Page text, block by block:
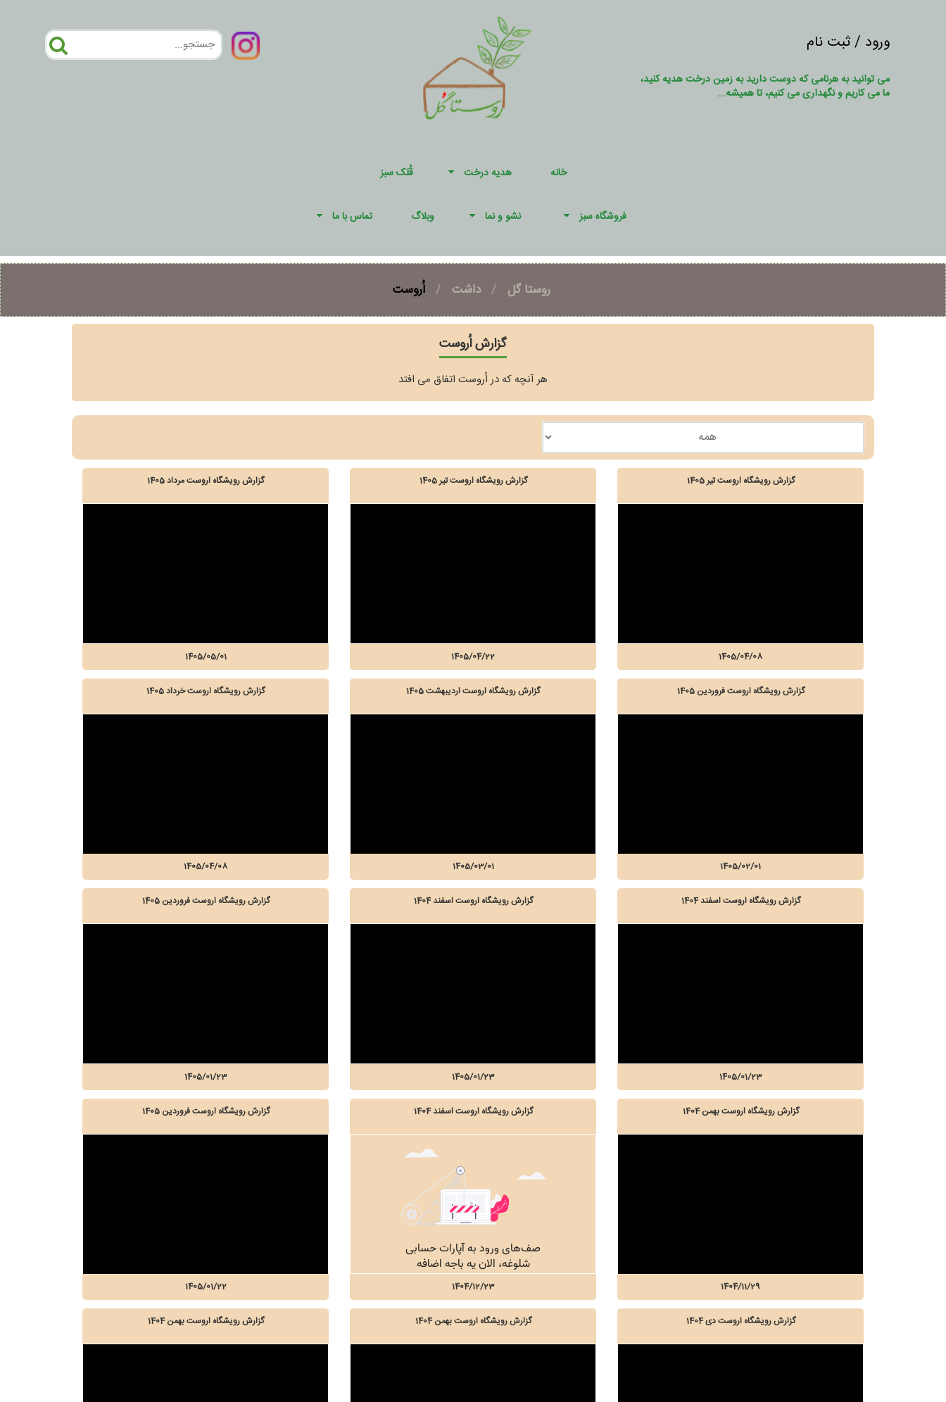
ورود / ثبت نام
می توانید به هرنامی که دوست دارید به زمین درخت هدیه کنید،
ما می کاریم و نگهداری می کنیم، تا همیشه...
خانه هدیه درخت قُلک سبز
فروشگاه سبز نشو و نما وبلاگ تماس با ما
روستا گل / داشت / اُروست
گزارش اُروست
هر آنچه که در اُروست اتفاق می افتد
گزارش رویشگاه اروست مرداد 1405
1405/05/01
گزارش رویشگاه اروست تیر 1405
1405/04/22
گزارش رویشگاه اروست تیر 1405
1405/04/08
گزارش رویشگاه اروست خرداد 1405
1405/04/08
گزارش رویشگاه اروست اردیبهشت 1405
1405/03/01
گزارش رویشگاه اروست فروردین 1405
1405/02/01
گزارش رویشگاه اروست فروردین 1405
1405/01/23
گزارش رویشگاه اروست اسفند 1404
1405/01/23
گزارش رویشگاه اروست اسفند 1404
1405/01/23
گزارش رویشگاه اروست فروردین 1405
1405/01/22
گزارش رویشگاه اروست اسفند 1404
1404/12/23
گزارش رویشگاه اروست بهمن 1404
1404/11/29
گزارش رویشگاه اروست بهمن 1404 گزارش رویشگاه اروست بهمن 1404 گزارش رویشگاه اروست دی 1404